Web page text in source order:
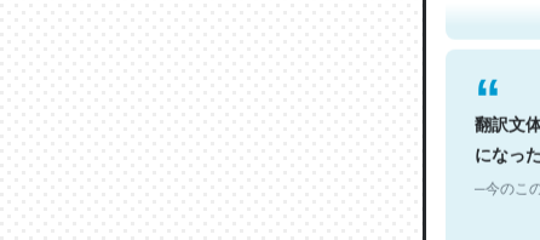
翻訳文
になっ
─今のこ